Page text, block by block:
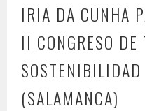
IRIA DA CUNHA
II CONGRESO
SOSTENIBILIDAD
(SALAMANCA)